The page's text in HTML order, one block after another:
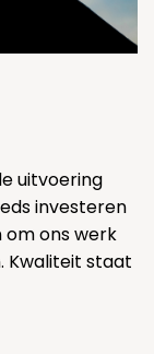
uitvoering
investeren
ons werk
Kwaliteit staat